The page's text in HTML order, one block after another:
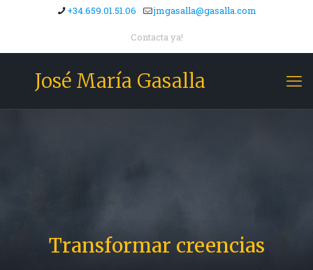
+34.659.01.51.06 jmgasalla@gasalla.com
Contacta ya!
José María Gasalla
Transformar creencias